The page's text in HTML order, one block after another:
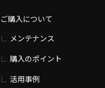
ご購入について
メンテナンス
購入のポイント
活用事例